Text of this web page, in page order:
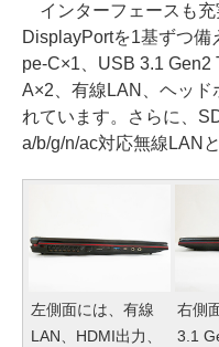
インターフェースも充
DisplayPortを1基ずつ備
pe-C×1、USB 3.1 Gen2
A×2、有線LAN、ヘッド
れています。さらに、
a/b/g/n/ac対応無線LAN
左側面には、有線
LAN、HDMI出力、
右側
3.1